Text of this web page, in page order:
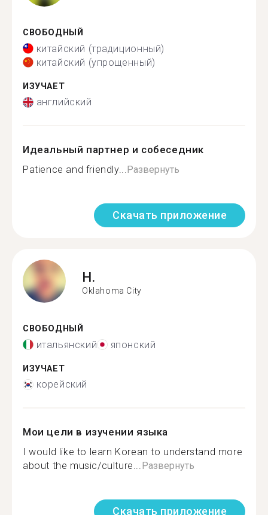
СВОБОДНЫЙ
китайский (традиционный)
китайский (упрощенный)
ИЗУЧАЕТ
английский
Идеальный партнер и собеседник
Patience and friendly...Развернуть
Скачать приложение
H.
Oklahoma City
СВОБОДНЫЙ
итальянский японский
ИЗУЧАЕТ
корейский
Мои цели в изучении языка
I would like to learn Korean to understand more
about the music/culture...Развернуть
Скачать приложение